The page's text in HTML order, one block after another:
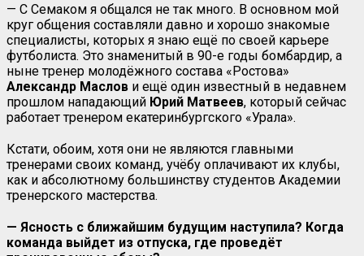
— С Семаком я общался не так много. В основном мой
круг общения составляли давно и хорошо знакомые
специалисты, которых я знаю ещё по своей карьере
футболиста. Это знаменитый в 90-е годы бомбардир, а
ныне тренер молодёжного состава «Ростова»
Александр Маслов и ещё один известный в недавнем
прошлом нападающий Юрий Матвеев, который сейчас
работает тренером екатеринбургского «Урала».
Кстати, обоим, хотя они не являются главными
тренерами своих команд, учёбу оплачивают их клубы,
как и абсолютному большинству студентов Академии
тренерского мастерства.
— Ясность с ближайшим будущим наступила? Когда
команда выйдет из отпуска, где проведёт